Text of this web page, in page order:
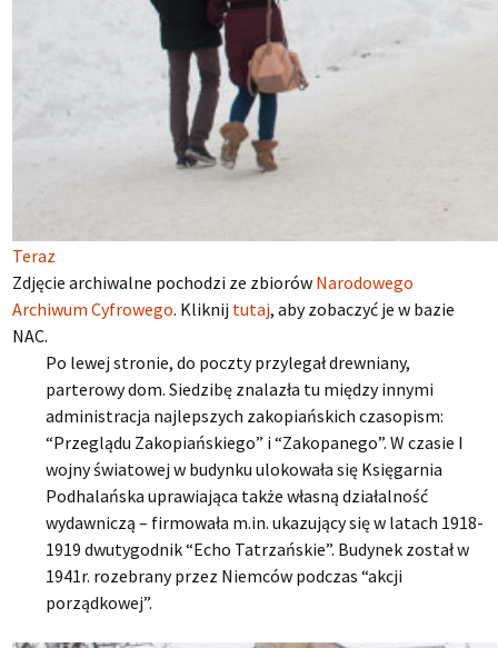
Teraz
Zdjęcie archiwalne pochodzi ze zbiorów Narodowego
Archiwum Cyfrowego. Kliknij tutaj, aby zobaczyć je w bazie
NAC.
Po lewej stronie, do poczty przylegał drewniany,
parterowy dom. Siedzibę znalazła tu między innymi
administracja najlepszych zakopiańskich czasopism:
“Przeglądu Zakopiańskiego” i “Zakopanego”. W czasie I
wojny światowej w budynku ulokowała się Księgarnia
Podhalańska uprawiająca także własną działalność
wydawniczą – firmowała m.in. ukazujący się w latach 1918-
1919 dwutygodnik “Echo Tatrzańskie”. Budynek został w
1941r. rozebrany przez Niemców podczas “akcji
porządkowej”.